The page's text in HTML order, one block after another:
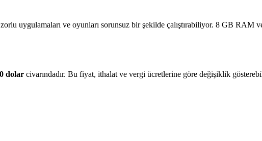
uygulamaları ve oyunları sorunsuz bir şekilde çalıştırabiliyor. 8 GB RAM
dolar civarındadır. Bu fiyat, ithalat ve vergi ücretlerine göre değişiklik